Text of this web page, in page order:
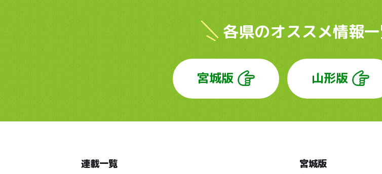
各県のオススメ情報
宮城版 山形版
連載一覧 宮城版